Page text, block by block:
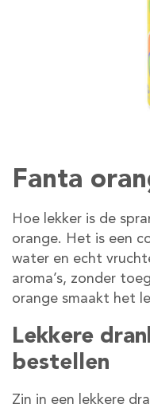
Fanta
Hoe lekker is de
orange. Het is een
water en echt
aroma’s, zonder
orange smaakt het
Lekkere
bestellen
Zin in een lekkere